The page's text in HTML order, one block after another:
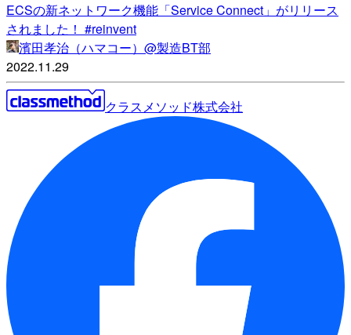
ECSの新ネットワーク機能「Service Connect」がリリース
されました！ #reinvent
濱田孝治（ハマコー）@製造BT部
2022.11.29
クラスメソッド株式会社